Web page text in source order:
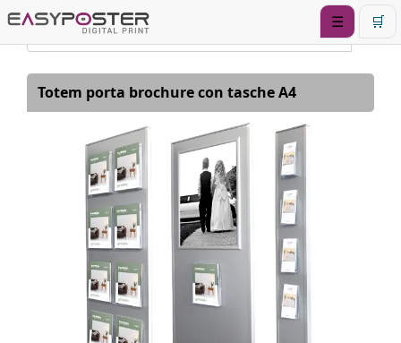
☰ 🛒
Totem porta brochure con tasche A4